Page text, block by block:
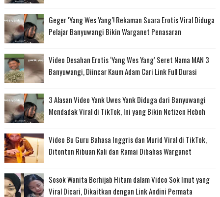
Geger ‘Yang Wes Yang’! Rekaman Suara Erotis Viral Diduga
Pelajar Banyuwangi Bikin Warganet Penasaran
Video Desahan Erotis ‘Yang Wes Yang’ Seret Nama MAN 3
Banyuwangi, Diincar Kaum Adam Cari Link Full Durasi
3 Alasan Video Yank Uwes Yank Diduga dari Banyuwangi
Mendadak Viral di TikTok, Ini yang Bikin Netizen Heboh
Video Bu Guru Bahasa Inggris dan Murid Viral di TikTok,
Ditonton Ribuan Kali dan Ramai Dibahas Warganet
Sosok Wanita Berhijab Hitam dalam Video Sok Imut yang
Viral Dicari, Dikaitkan dengan Link Andini Permata